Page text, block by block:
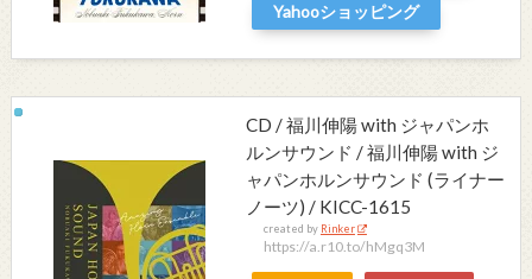
Yahooショッピング
CD / 福川伸陽 with ジャパンホ
ルンサウンド / 福川伸陽 with ジ
ャパンホルンサウンド (ライナー
ノーツ) / KICC-1615
created by Rinker
https://a.r10.to/hMgq3M